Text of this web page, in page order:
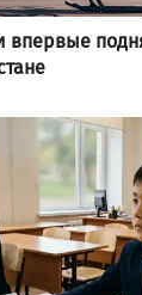
впервые